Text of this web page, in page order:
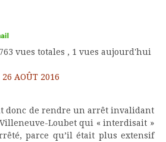
763 vues totales , 1 vues aujourd'hui
26 AOÛT 2016
donc de rendre un arrêt invalidant
Loubet qui « interdisait »
parce qu’il était plus extensif